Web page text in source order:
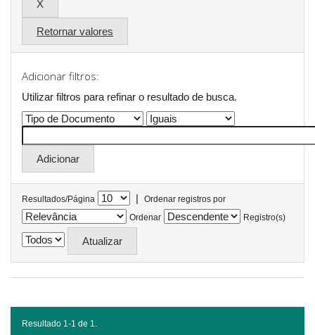
Retornar valores
Adicionar filtros:
Utilizar filtros para refinar o resultado de busca.
Resultados/Página |
Ordenar registros por
Ordenar
Registro(s)
Resultado 1-1 de 1.